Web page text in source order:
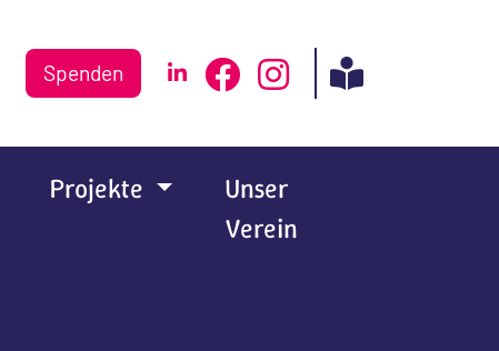
Spenden
Projekte
Unser
Verein